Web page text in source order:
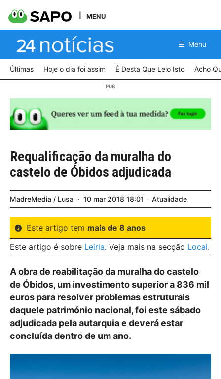
MENU
Menu
Últimas Hoje o dia foi assim É Desta Que Leio Isto Acho
Requalificação da muralha do
castelo de Óbidos adjudicada
MadreMedia / Lusa 10 mar 2018 18:01 Atualidade
Este artigo tem mais de 8 anos
Este artigo é sobre Leiria. Veja mais na secção Local.
A obra de reabilitação da muralha do castelo
de Óbidos, um investimento superior a 836 mil
euros para resolver problemas estruturais
daquele património nacional, foi este sábado
adjudicada pela autarquia e deverá estar
concluída dentro de um ano.